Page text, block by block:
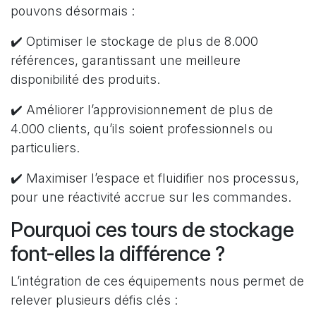
pouvons désormais :
✔️ Optimiser le stockage de plus de 8.000
références, garantissant une meilleure
disponibilité des produits.
✔️ Améliorer l’approvisionnement de plus de
4.000 clients, qu’ils soient professionnels ou
particuliers.
✔️ Maximiser l’espace et fluidifier nos processus,
pour une réactivité accrue sur les commandes.
Pourquoi ces tours de stockage
font-elles la différence ?
L’intégration de ces équipements nous permet de
relever plusieurs défis clés :